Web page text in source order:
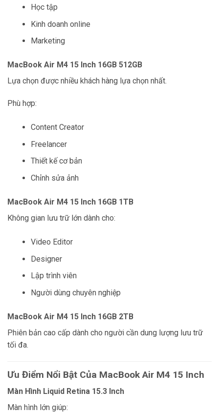
Học tập
Kinh doanh online
Marketing
MacBook Air M4 15 Inch 16GB 512GB
Lựa chọn được nhiều khách hàng lựa chọn nhất.
Phù hợp:
Content Creator
Freelancer
Thiết kế cơ bản
Chỉnh sửa ảnh
MacBook Air M4 15 Inch 16GB 1TB
Không gian lưu trữ lớn dành cho:
Video Editor
Designer
Lập trình viên
Người dùng chuyên nghiệp
MacBook Air M4 15 Inch 16GB 2TB
Phiên bản cao cấp dành cho người cần dung lượng lưu trữ
tối đa.
Ưu Điểm Nổi Bật Của MacBook Air M4 15 Inch
Màn Hình Liquid Retina 15.3 Inch
Màn hình lớn giúp: